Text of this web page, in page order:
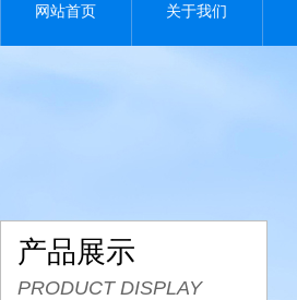
网站首页 关于我们
产品展示
PRODUCT DISPLAY